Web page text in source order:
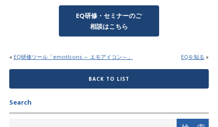
EQ研修・セミナーのご
相談はこちら
« EQ研修ツール「emotIcons ～ エモアイコン～」 EQを知る »
BACK TO LIST
Search